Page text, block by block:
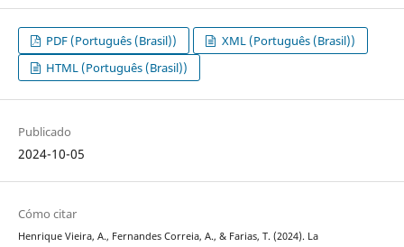
PDF (Português (Brasil))
XML (Português (Brasil))
HTML (Português (Brasil))
Publicado
2024-10-05
Cómo citar
Henrique Vieira, A., Fernandes Correia, A., & Farias, T. (2024). La